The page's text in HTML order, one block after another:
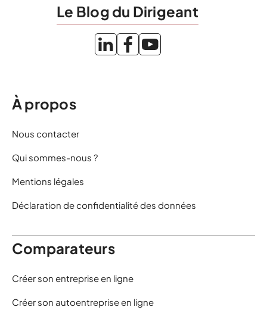
Le Blog du Dirigeant
À propos
Nous contacter
Qui sommes-nous ?
Mentions légales
Déclaration de confidentialité des données
Comparateurs
Créer son entreprise en ligne
Créer son autoentreprise en ligne